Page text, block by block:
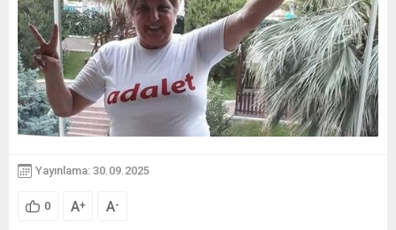
Yayınlama: 30.09.2025
0 A+ A-